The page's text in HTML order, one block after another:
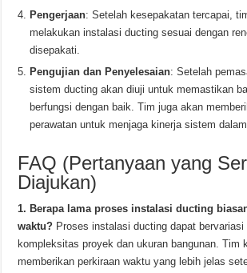
Pengerjaan: Setelah kesepakatan tercapai,
melakukan instalasi ducting sesuai dengan
disepakati.
Pengujian dan Penyelesaian: Setelah
sistem ducting akan diuji untuk memastikan
berfungsi dengan baik. Tim juga akan
perawatan untuk menjaga kinerja sistem
FAQ (Pertanyaan yang
Diajukan)
1. Berapa lama proses instalasi ducting
waktu? Proses instalasi ducting dapat bervariasi
kompleksitas proyek dan ukuran bangunan. Tim
memberikan perkiraan waktu yang lebih jelas